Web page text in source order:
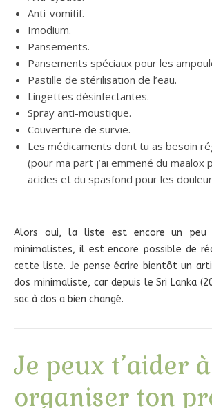
Anti-vomitif.
Imodium.
Pansements.
Pansements spéciaux pour les
Pastille de stérilisation de l’eau.
Lingettes désinfectantes.
Spray anti-moustique.
Couverture de survie.
Les médicaments dont tu as besoin
(pour ma part j’ai emmené du maalox
acides et du spasfond pour les
Alors oui, la liste est encore un peu
minimalistes, il est encore possible de
cette liste. Je pense écrire bientôt un
dos minimaliste, car depuis le Sri Lanka
sac à dos a bien changé.
Je peux t’aider à
organiser ton